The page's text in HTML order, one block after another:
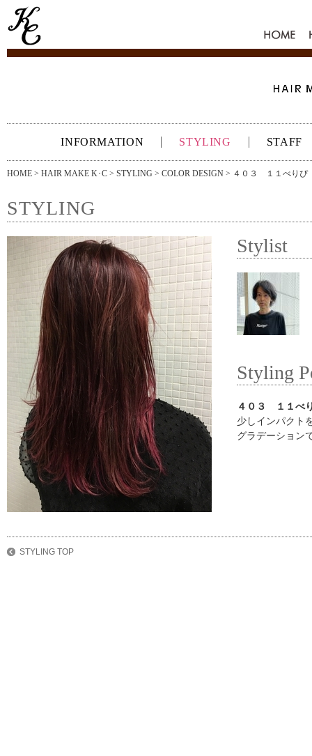
HOME
INFORMATION STYLING STAFF
HOME > HAIR MAKE K･C > STYLING > COLOR DESIGN > ４０３ １１べりぴ
STYLING
Stylist
Styling
４０３ １１べ
少しインパクト
グラデーション
STYLING TOP